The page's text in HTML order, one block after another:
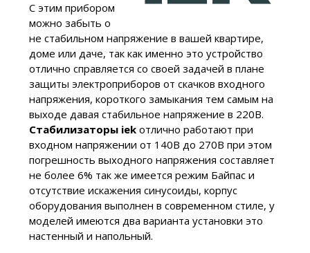
С этим прибором
можно забыть о
не стабильном напряжение в вашей квартире,
доме или даче, так как именно это устройство
отлично справляется со своей задачей в плане
защиты электроприборов от скачков входного
напряжения, короткого замыкания тем самым на
выходе давая стабильное напряжение в 220В.
Стабилизаторы iekотлично работают при
входном напряжении от 140В до 270В при этом
погрешность выходного напряжения составляет
не более 6% так же имеется режим Байпас и
отсутствие искажения синусоиды, корпус
оборудования выполнен в современном стиле, у
моделей имеются два варианта установки это
настенный и напольный.